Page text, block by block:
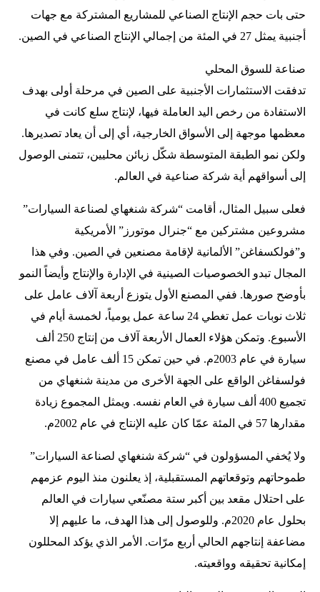
حتى بات حجم الإنتاج الصناعي للمشاريع المشتركة مع جهات
أجنبية يمثل 27 في المئة من إجمالي الإنتاج الصناعي في الصين.
صناعة للسوق المحلي
تدفقت الاستثمارات الأجنبية على الصين في مرحلة أولى بهدف
الاستفادة من رخص اليد العاملة فيها، لإنتاج سلع كانت في
معظمها موجهة إلى الأسواق الخارجية، أي إلى أن يعاد تصديرها.
ولكن نمو الطبقة المتوسطة شكّل زبائن محليين، تتمنى الوصول
إلى أسواقهم أية شركة صناعية في العالم.
فعلى سبيل المثال، أقامت “شركة شنغهاي لصناعة السيارات”
مشروعين مشتركين مع “جنرال موتورز” الأمريكية
و”فولكسفاغن” الألمانية لإقامة مصنعين في الصين. وفي هذا
المجال تبدو الخصوصيات الصينية في الإدارة والإنتاج وأيضاً النمو
بأوضح صورها. ففي المصنع الأول يتوزع أربعة آلاف عامل على
ثلاث نوبات عمل تغطي 24 ساعة عمل يومياً، لخمسة أيام في
الأسبوع. وتمكن هؤلاء العمال الأربعة آلاف من إنتاج 250 ألف
سيارة في عام 2003م. في حين تمكن 15 ألف عامل في مصنع
فولسفاغن الواقع على الجهة الأخرى من مدينة شنغهاي من
تجميع 400 ألف سيارة في العام نفسه. ويمثل المجموع زيادة
مقدارها 57 في المئة عمّا كان عليه الإنتاج في عام 2002م.
ولا يُخفي المسؤولون في “شركة شنغهاي لصناعة السيارات”
طموحاتهم وتوقعاتهم المستقبلية، إذ يعلنون منذ اليوم عزمهم
على احتلال مقعد بين أكبر ستة مصنّعي سيارات في العالم
بحلول عام 2020م. وللوصول إلى هذا الهدف، ما عليهم إلا
مضاعفة إنتاجهم الحالي أربع مرّات. الأمر الذي يؤكد المحللون
إمكانية تحقيقه وواقعيته.